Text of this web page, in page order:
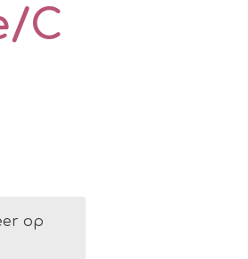
C
op